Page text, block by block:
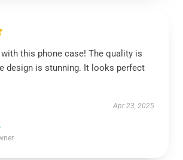
this phone case! The quality is
design is stunning. It looks perfect
Apr 23, 2025